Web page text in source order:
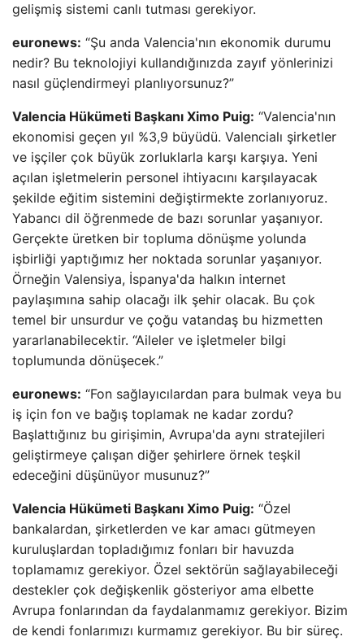
gelişmiş sistemi canlı tutması gerekiyor.
euronews: “Şu anda Valencia'nın ekonomik durumu
nedir? Bu teknolojiyi kullandığınızda zayıf yönlerinizi
nasıl güçlendirmeyi planlıyorsunuz?”
Valencia Hükümeti Başkanı Ximo Puig: “Valencia'nın
ekonomisi geçen yıl %3,9 büyüdü. Valencialı şirketler
ve işçiler çok büyük zorluklarla karşı karşıya. Yeni
açılan işletmelerin personel ihtiyacını karşılayacak
şekilde eğitim sistemini değiştirmekte zorlanıyoruz.
Yabancı dil öğrenmede de bazı sorunlar yaşanıyor.
Gerçekte üretken bir topluma dönüşme yolunda
işbirliği yaptığımız her noktada sorunlar yaşanıyor.
Örneğin Valensiya, İspanya'da halkın internet
paylaşımına sahip olacağı ilk şehir olacak. Bu çok
temel bir unsurdur ve çoğu vatandaş bu hizmetten
yararlanabilecektir. “Aileler ve işletmeler bilgi
toplumunda dönüşecek.”
euronews: “Fon sağlayıcılardan para bulmak veya bu
iş için fon ve bağış toplamak ne kadar zordu?
Başlattığınız bu girişimin, Avrupa'da aynı stratejileri
geliştirmeye çalışan diğer şehirlere örnek teşkil
edeceğini düşünüyor musunuz?”
Valencia Hükümeti Başkanı Ximo Puig: “Özel
bankalardan, şirketlerden ve kar amacı gütmeyen
kuruluşlardan topladığımız fonları bir havuzda
toplamamız gerekiyor. Özel sektörün sağlayabileceği
destekler çok değişkenlik gösteriyor ama elbette
Avrupa fonlarından da faydalanmamız gerekiyor. Bizim
de kendi fonlarımızı kurmamız gerekiyor. Bu bir süreç.